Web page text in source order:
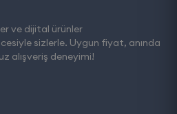
ve dijital ürünler
sizlerle. Uygun fiyat, anında
alışveriş deneyimi!